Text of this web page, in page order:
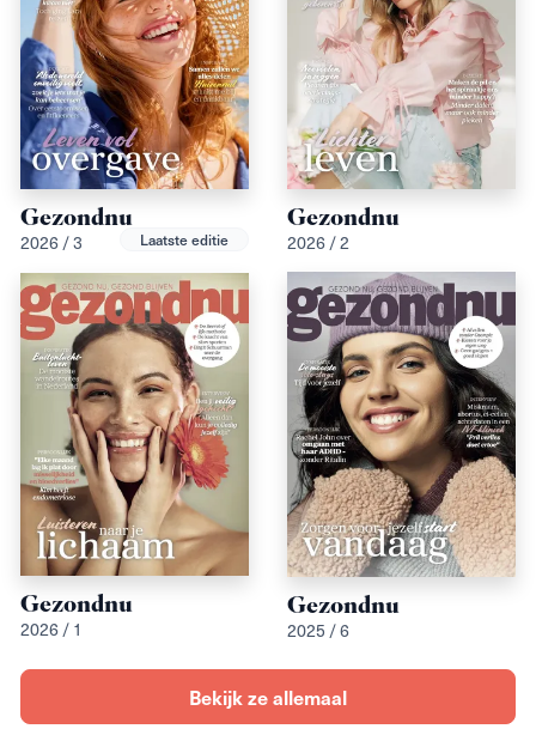
Gezondnu
2026 / 3 Laatste editie
Gezondnu
2026 / 2
Gezondnu
2026 / 1
Gezondnu
2025 / 6
Bekijk ze allemaal